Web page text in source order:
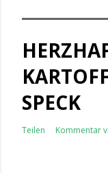
SPECK
Teilen Kommentar